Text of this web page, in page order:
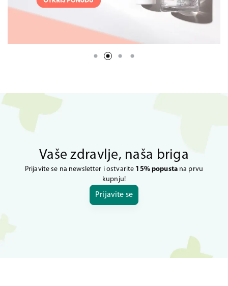
Vaše zdravlje, naša briga
Prijavite se na newsletter i ostvarite 15% popustana prvu
kupnju!
Prijavite se